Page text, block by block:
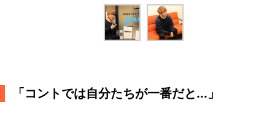
「コントでは自分たちが一番だと...」